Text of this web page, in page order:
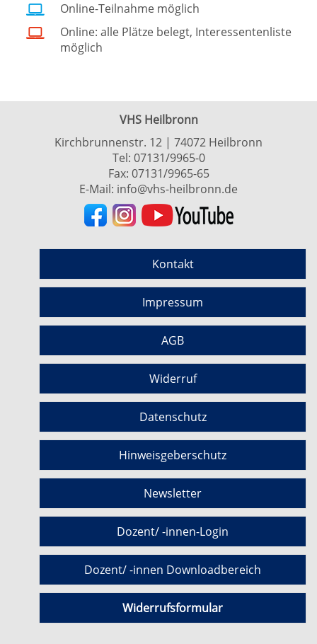
Online-Teilnahme möglich
Online: alle Plätze belegt, Interessentenliste
möglich
VHS Heilbronn
Kirchbrunnenstr. 12 | 74072 Heilbronn
Tel: 07131/9965-0
Fax: 07131/9965-65
E-Mail: info@vhs-heilbronn.de
Kontakt
Impressum
AGB
Widerruf
Datenschutz
Hinweisgeberschutz
Newsletter
Dozent/ -innen-Login
Dozent/ -innen Downloadbereich
Widerrufsformular